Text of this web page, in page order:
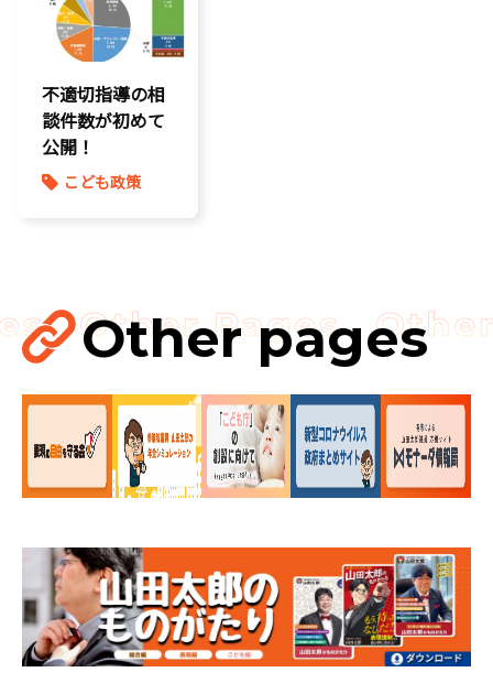
こども政策
命を守る
不適切指導の相
談件数が初めて
公開！
こども政策
Other pages